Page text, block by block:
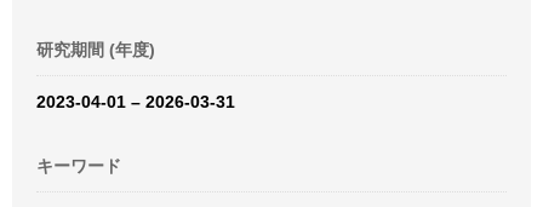
研究期間 (年度)
2023-04-01 – 2026-03-31
キーワード